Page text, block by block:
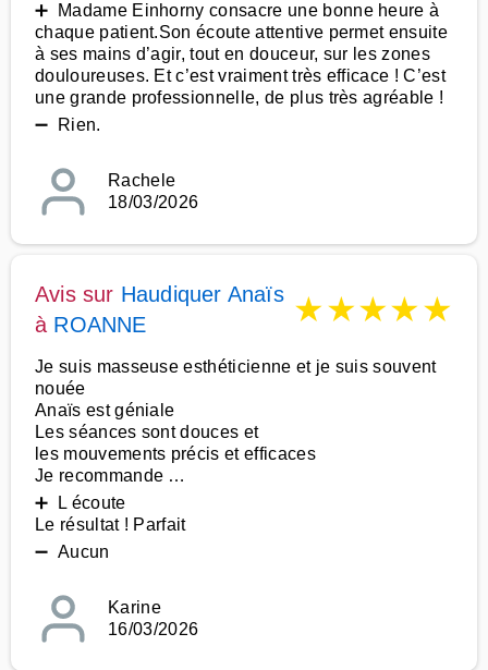
➕ Madame Einhorny consacre une bonne heure à
chaque patient.Son écoute attentive permet ensuite
à ses mains d’agir, tout en douceur, sur les zones
douloureuses. Et c’est vraiment très efficace ! C’est
une grande professionnelle, de plus très agréable !
➖ Rien.
Rachele
18/03/2026
Avis sur Haudiquer Anaïs
à ROANNE ★★★★★
Je suis masseuse esthéticienne et je suis souvent
nouée
Anaïs est géniale
Les séances sont douces et
les mouvements précis et efficaces
Je recommande …
➕ L écoute
Le résultat ! Parfait
➖ Aucun
Karine
16/03/2026